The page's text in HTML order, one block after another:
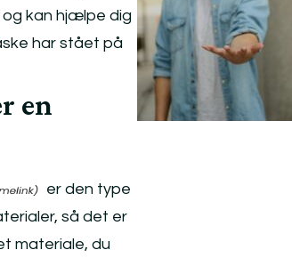
kan hjælpe dig
har stået på
en
er den type
så det er
materiale, du